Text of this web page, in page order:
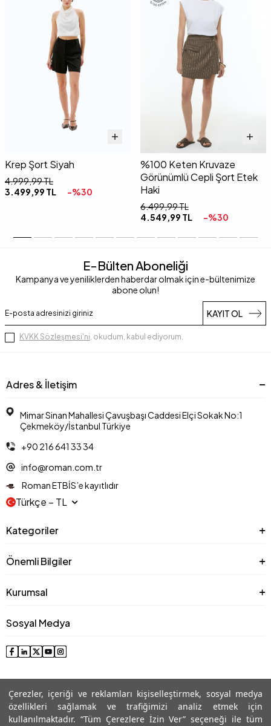
Çerezler, içeriği ve reklamları kişiselleştirmek, sosyal medya
özellikleri sağlamak ve trafiğimizi analiz etmek için
kullanılmaktadır. “Tüm Çerezlere İzin Ver” seçeneği ile tüm
Krep Şort Siyah
4.999,99TL
3.499,99 TL -%30
%100 Keten Kruvaze
Görünümlü Cepli Şort Etek
Haki
6.499,99TL
4.549,99 TL -%30
E-Bülten Aboneliği
Kampanya ve yeniliklerden haberdar olmak için e-bültenimize
abone olun!
KAYIT OL
KVKK Sözleşmesi'ni , okudum, kabul ediyorum.
Adres & İletişim
Mimar Sinan Mahallesi Çavuşbaşı Caddesi Elçi Sokak No:1
Çekmeköy/İstanbul Türkiye
+90 216 641 33 34
info@roman.com.tr
Roman ETBİS’e kayıtlıdır
Türkçe − TL
Kategoriler
Önemli Bilgiler
Kurumsal
Sosyal Medya